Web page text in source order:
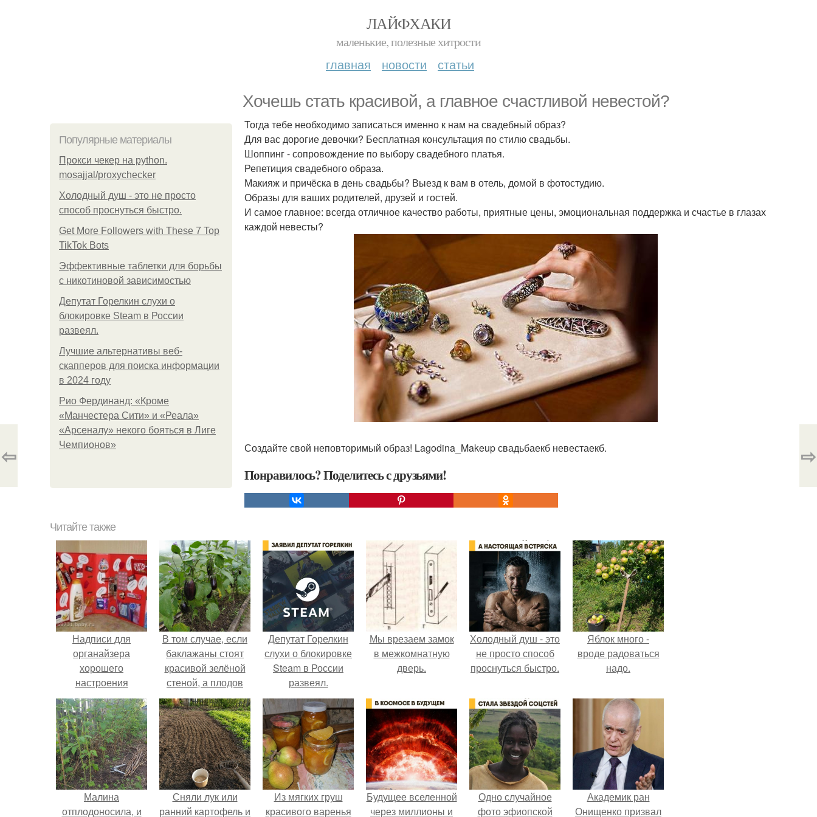
ЛАЙФХАКИ
маленькие, полезные хитрости
главная новости статьи
Хочешь стать красивой, а главное счастливой невестой?
Популярные материалы
Прокси чекер на python.
mosajjal/proxychecker
Холодный душ - это не просто
способ проснуться быстро.
Get More Followers with These 7 Top
TikTok Bots
Эффективные таблетки для борьбы
с никотиновой зависимостью
Депутат Горелкин слухи о
блокировке Steam в России
развеял.
Лучшие альтернативы веб-
скапперов для поиска информации
в 2024 году
Рио Фердинанд: «Кроме
«Манчестера Сити» и «Реала»
«Арсеналу» некого бояться в Лиге
Чемпионов»
Тогда тебе необходимо записаться именно к нам на свадебный образ?
Для вас дорогие девочки? Бесплатная консультация по стилю свадьбы.
Шоппинг - сопровождение по выбору свадебного платья.
Репетиция свадебного образа.
Макияж и причёска в день свадьбы? Выезд к вам в отель, домой в фотостудию.
Образы для ваших родителей, друзей и гостей.
И самое главное: всегда отличное качество работы, приятные цены, эмоциональная поддержка и счастье в глазах
каждой невесты?
Создайте свой неповторимый образ! Lagodina_Makeup свадьбаекб невестаекб.
Понравилось? Поделитесь с друзьями!
⇦ ⇨
Читайте также
Надписи для
органайзера
хорошего
настроения
распечатать. Идеи
"Органайзеров
Хорошего
Настроения" с
примерами
подарочков.
В том случае, если
баклажаны стоят
красивой зелёной
стеной, а плодов
почти не видно -
радоваться тут
нечему.
Депутат Горелкин
слухи о блокировке
Steam в России
развеял.
Мы врезаем замок
в межкомнатную
дверь.
Холодный душ - это
не просто способ
проснуться быстро.
Яблок много -
вроде радоваться
надо.
Малина
отплодоносила, и
Сняли лук или
ранний картофель и
Из мягких груш
красивого варенья
Будущее вселенной
через миллионы и
Одно случайное
фото эфиопской
Академик ран
Онищенко призвал